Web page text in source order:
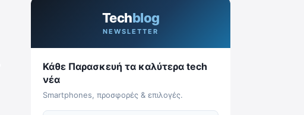
Techblog
NEWSLETTER
Κάθε Παρασκευή τα καλύτερα tech
νέα
Smartphones, προσφορές & επιλογές.